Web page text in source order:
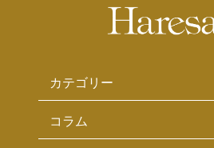
カテゴリー
コラム